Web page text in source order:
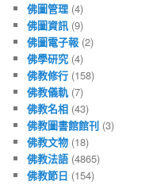
佛圖管理 (4)
佛圖資訊 (9)
佛圖電子報 (2)
佛學研究 (4)
佛教修行 (158)
佛教儀軌(7)
佛教名相 (43)
佛教圖書館館刊 (3)
佛教文物 (18)
佛教法語 (4865)
佛教節日 (154)